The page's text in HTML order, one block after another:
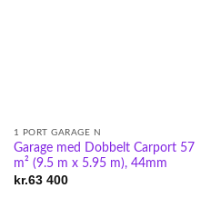
1 PORT GARAGE N
Garage med Dobbelt Carport 57
m² (9.5 m x 5.95 m), 44mm
kr.63 400